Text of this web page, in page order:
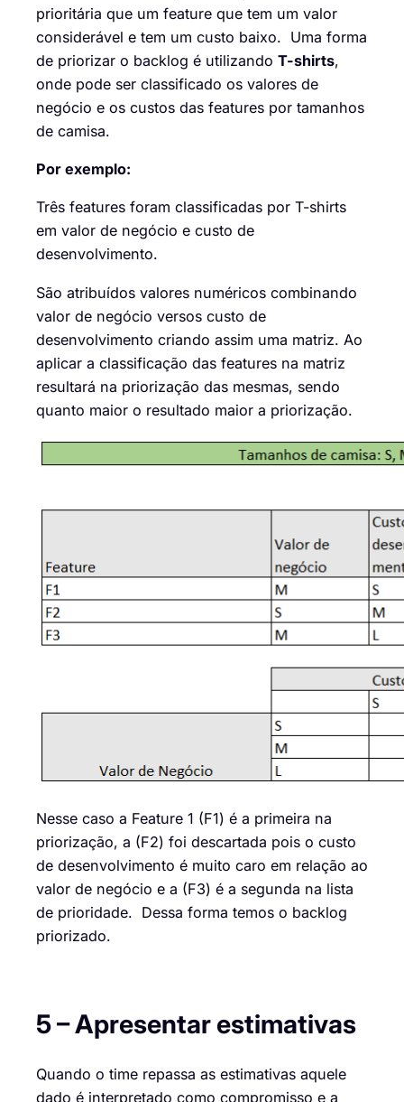
prioritária que um feature que tem um valor
considerável e tem um custo baixo. Uma forma
de priorizar o backlog é utilizando T-shirts,
onde pode ser classificado os valores de
negócio e os custos das features por tamanhos
de camisa.
Por exemplo:
Três features foram classificadas por T-shirts
em valor de negócio e custo de
desenvolvimento.
São atribuídos valores numéricos combinando
valor de negócio versos custo de
desenvolvimento criando assim uma matriz. Ao
aplicar a classificação das features na matriz
resultará na priorização das mesmas, sendo
quanto maior o resultado maior a priorização.
Nesse caso a Feature 1 (F1) é a primeira na
priorização, a (F2) foi descartada pois o custo
de desenvolvimento é muito caro em relação ao
valor de negócio e a (F3) é a segunda na lista
de prioridade. Dessa forma temos o backlog
priorizado.
5 – Apresentarestimativas
Quando o time repassa as estimativas aquele
dado é interpretado como compromisso e a